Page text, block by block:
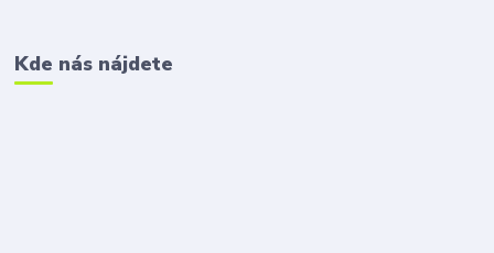
Kde nás nájdete